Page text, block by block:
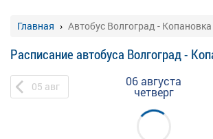
Главная Автобус Волгоград - Копановка
Расписание автобуса Волгоград -
05 авг 06 августа
четверг